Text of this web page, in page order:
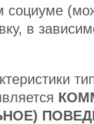
социуме
в